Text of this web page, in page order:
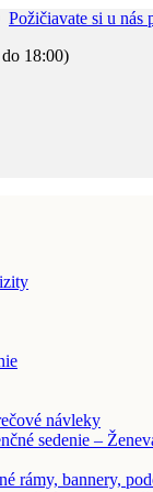
Požičiavate si u nás
18:00)
návleky
sedenie –
rámy, bannery,